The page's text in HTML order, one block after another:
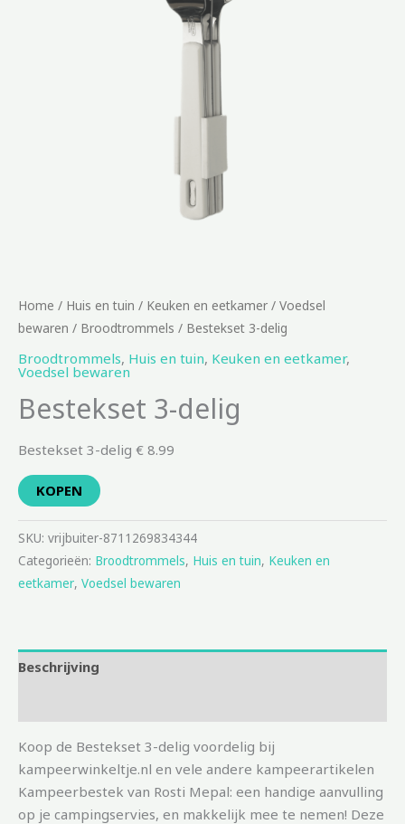
Home / Huis en tuin / Keuken en eetkamer / Voedsel
bewaren / Broodtrommels / Bestekset 3-delig
Broodtrommels, Huis en tuin, Keuken en eetkamer,
Voedsel bewaren
Bestekset 3-delig
Bestekset 3-delig € 8.99
KOPEN
SKU: vrijbuiter-8711269834344
Categorieën: Broodtrommels, Huis en tuin, Keuken en
eetkamer, Voedsel bewaren
Beschrijving
Koop de Bestekset 3-delig voordelig bij
kampeerwinkeltje.nl en vele andere kampeerartikelen
Kampeerbestek van Rosti Mepal: een handige aanvulling
op je campingservies, en makkelijk mee te nemen! Deze